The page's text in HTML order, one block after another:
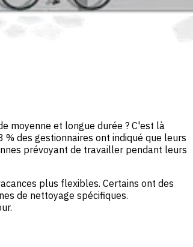
moyenne et longue durée ? C'est là
des gestionnaires ont indiqué que leurs
prévoyant de travailler pendant leurs
plus flexibles. Certains ont des
de nettoyage spécifiques.